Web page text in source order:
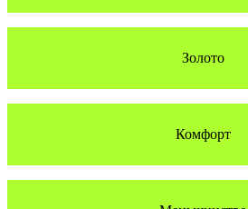
Золото
Комфорт